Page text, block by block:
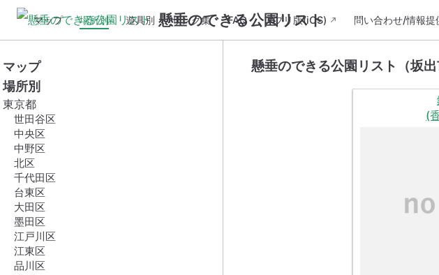
懸垂のできる公園リスト
マップ 場所別 遊具別 リンク集 FAQ アプリ版(iOS) 問い合わせ/情報提
マップ
場所別
東京都
世田谷区
中央区
中野区
北区
千代田区
台東区
大田区
墨田区
江戸川区
江東区
品川区
懸垂のできる公園リスト（坂出
(